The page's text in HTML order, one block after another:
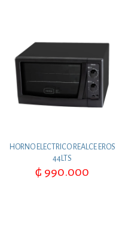
HORNO ELECTRICO REALCE EROS
44LTS
₲ 990.000